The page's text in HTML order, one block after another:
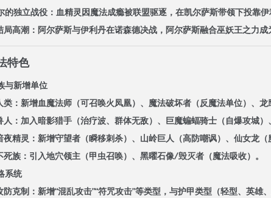
的独立战役​：血精灵因魔法成瘾被联盟驱逐，在凯尔萨斯带领下投靠
局高潮​：阿尔萨斯与伊利丹在诺森德决战，阿尔萨斯融合巫妖王之力成
特色​
与新增单位​
类​：新增血魔法师（可召唤火凤凰）、魔法破坏者（反魔法单位）、龙
人​：加入暗影猎手（治疗波、群体无敌）、巨魔蝙蝠骑士（自爆攻城）
夜精灵​：新增守望者（瞬移刺杀）、山岭巨人（高防嘲讽）、仙女龙（
死族​：引入地穴领主（甲虫召唤）、黑曜石像/毁灭者（魔法吸收）。
系统​
防克制​：新增“混乱攻击”“符咒攻击”等类型，与护甲类型（轻型、英雄